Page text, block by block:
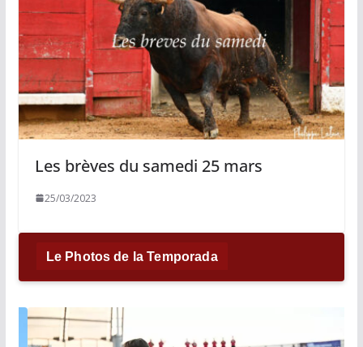
Les brèves du samedi 25 mars
25/03/2023
Le Photos de la Temporada